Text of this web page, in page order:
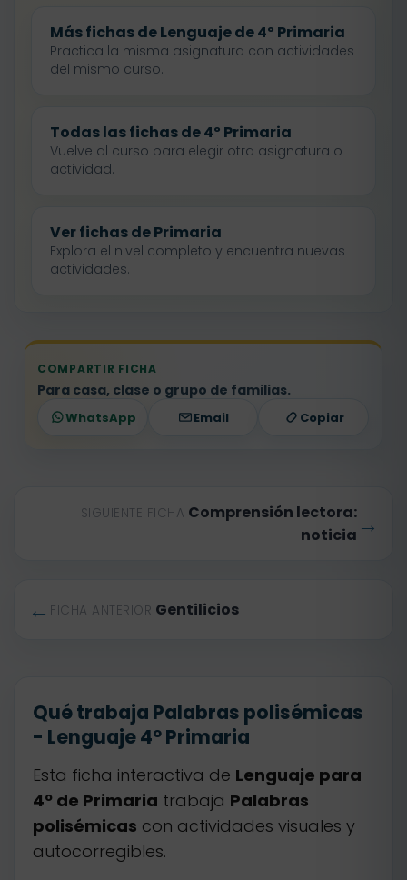
Más fichas de Lenguaje de 4º Primaria
Practica la misma asignatura con actividades
del mismo curso.
Todas las fichas de 4º Primaria
Vuelve al curso para elegir otra asignatura o
actividad.
Ver fichas de Primaria
Explora el nivel completo y encuentra nuevas
actividades.
COMPARTIR FICHA
Para casa, clase o grupo de familias.
WhatsApp Email Copiar
← FICHA ANTERIOR Gentilicios
SIGUIENTE FICHA Comprensión lectora:
noticia →
Qué trabaja Palabras polisémicas
- Lenguaje 4º Primaria
Esta ficha interactiva de Lenguaje para
4º de Primaria trabaja Palabras
polisémicas con actividades visuales y
autocorregibles.